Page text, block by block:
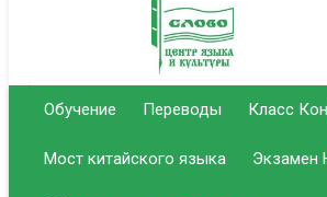
г. Саратов Центральный
Обучение Переводы Класс
Мост китайского языка Экзамен